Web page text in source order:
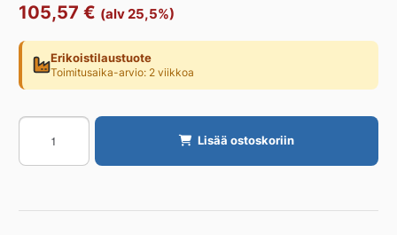
105,57 € (alv 25,5%)
Erikoistilaustuote
Toimitusaika-arvio: 2 viikkoa
Viemärin
avaus-/desifiointia.
TeknoSeesam®
LIUOS/5L
Lisää ostoskoriin